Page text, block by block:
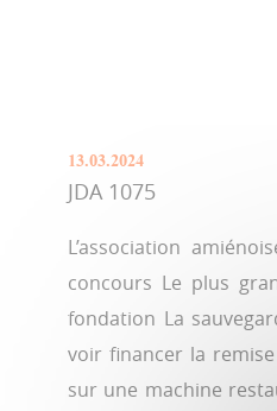
13.03.2024
JDA 1075
L’association
concours Le plus
fondation La
voir financer la
sur une machine